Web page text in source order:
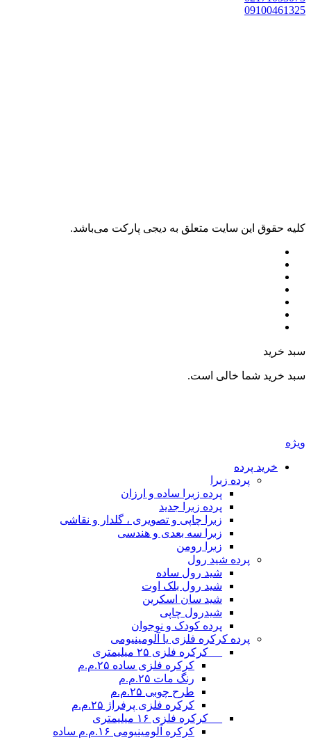
حقوق اين سايت متعلق به دیجی پارکت می‌باشد.
خرید
خرید شما خالی است.
خرید پرده
پرده زبرا
پرده زبرا ساده و ارزان
پرده زبرا جدید
زبرا چاپی و تصویری ، گلدار و نقاشی
زبرا سه بعدی و هندسی
زبرا رومن
پرده شید رول
شید رول ساده
شید رول بلک اوت
شید سان اسکرین
شیدرول چاپی
پرده کودک و نوجوان
پرده کرکره فلزی یا آلومینیومی
__ کرکره فلزی ۲۵ میلیمتری
کرکره فلزی ساده ۲۵.م.م
رنگ مات ۲۵.م.م
طرح چوبی ۲۵.م.م
کرکره فلزی پرفراژ ۲۵.م.م
__ کرکره فلزی ۱۶ میلیمتری
کرکره آلومینیومی ۱۶.م.م ساده